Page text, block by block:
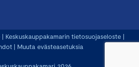
| Keskuskauppakamarin tietosuojaseloste |
| Muuta evästeasetuksia